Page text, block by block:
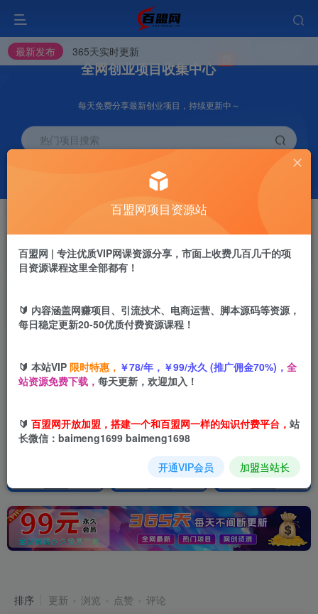
全网创业项目收集中心
每天免费分享最新创业项目，持续更新中～
热门项目搜索
高级资源抢先用
搭建同款网站
教程必须完整详细！
站长V：baimeng1699
加入百盟网VIP，2025年带你闷声赚大钱，轻松月赚1000，10000，100000+，甚至更多
【百盟网】找项目 + 低成本创业 + 减少信息差 + 见识各种项目 + 提升网创认知。
【百盟网】找项目 + 低成本创业 + 减少信息差 + 见识各种项目 + 提升网创认知。
最新发布 365天实时更新
排序
更新 浏览 点赞 评论
百盟网项目资源站
百盟网 | 专注优质VIP网课资源分享，市面上收费几百几千的项
目资源课程这里全部都有！
🔰 内容涵盖网赚项目、引流技术、电商运营、脚本源码等资源，
每日稳定更新20-50优质付费资源课程！
🔰 本站VIP 限时特惠， ￥78/年，￥99/永久 (推广佣金70%)， 全
站资源免费下载， 每天更新，欢迎加入！
🔰 百盟网开放加盟，搭建一个和百盟网一样的知识付费平台， 站
长微信：baimeng1699 baimeng1698
开通VIP会员 加盟当站长